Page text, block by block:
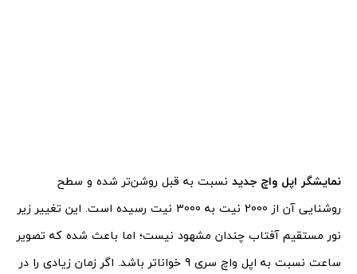
نمایشگر اپل واچ جدید نسبت به قبل روشن‌تر شده و سطح
روشنایی آن از 2000 نیت به 3000 نیت رسیده است. این تغییر زیر
نور مستقیم آفتاب چندان مشهود نیست؛ اما باعث شده که تصویر
ساعت نسبت به اپل واچ سری 9 خواناتر باشد. اگر زمان زیادی را در